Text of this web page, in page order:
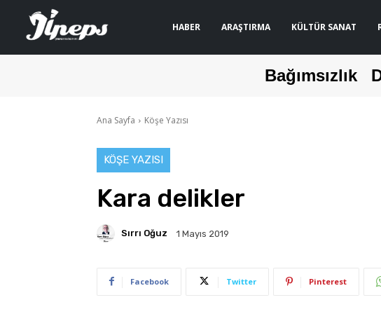
HABER ARAŞTIRMA KÜLTÜR SANAT
Bağımsızlık
Ana Sayfa Köşe Yazısı
KÖŞE YAZISI
Kara delikler
Sırrı Oğuz 1 Mayıs 2019
Facebook Twitter Pinterest